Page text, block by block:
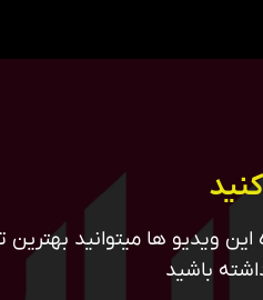
ویدیو ها میتوانید بهترین
باشید